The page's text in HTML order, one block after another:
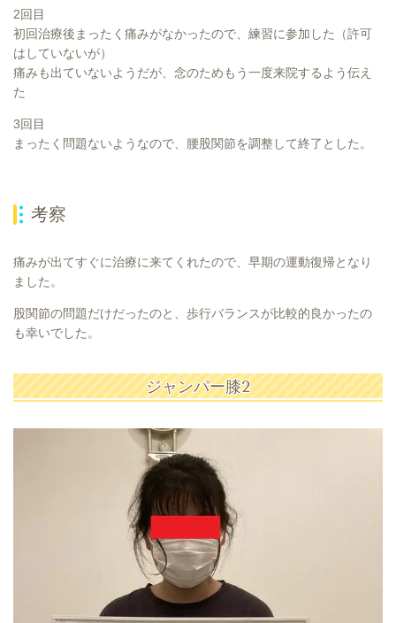
2回目
初回治療後まったく痛みがなかったので、練習に参加した（許可
はしていないが）
痛みも出ていないようだが、念のためもう一度来院するよう伝え
た
3回目
まったく問題ないようなので、腰股関節を調整して終了とした。
考察
痛みが出てすぐに治療に来てくれたので、早期の運動復帰となり
ました。
股関節の問題だけだったのと、歩行バランスが比較的良かったの
も幸いでした。
ジャンパー膝2